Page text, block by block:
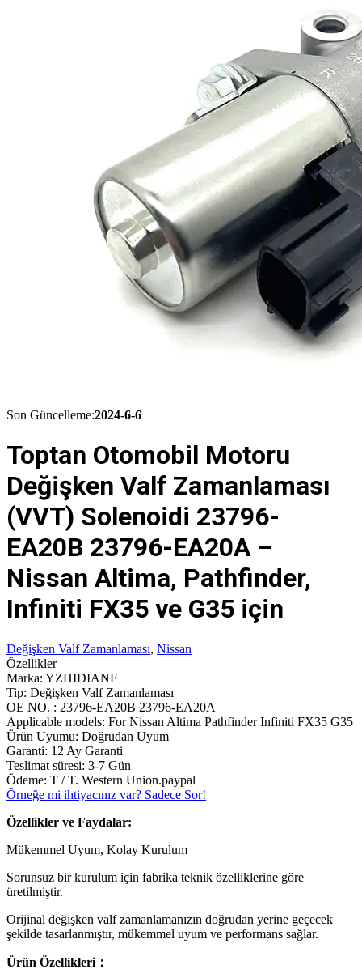
Son Güncelleme:2024-6-6
Toptan Otomobil Motoru
Değişken Valf Zamanlaması
(VVT) Solenoidi 23796-
EA20B 23796-EA20A –
Nissan Altima, Pathfinder,
Infiniti FX35 ve G35 için
Değişken Valf Zamanlaması, Nissan
Özellikler
Marka: YZHIDIANF
Tip: Değişken Valf Zamanlaması
OE NO. : 23796-EA20B 23796-EA20A
Applicable models: For Nissan Altima Pathfinder Infiniti FX35 G35
Ürün Uyumu: Doğrudan Uyum
Garanti: 12 Ay Garanti
Teslimat süresi: 3-7 Gün
Ödeme: T / T. Western Union.paypal
Örneğe mi ihtiyacınız var? Sadece Sor!
Özellikler ve Faydalar:
Mükemmel Uyum, Kolay Kurulum
Sorunsuz bir kurulum için fabrika teknik özelliklerine göre
üretilmiştir.
Orijinal değişken valf zamanlamanızın doğrudan yerine geçecek
şekilde tasarlanmıştır, mükemmel uyum ve performans sağlar.
Ürün Özellikleri：